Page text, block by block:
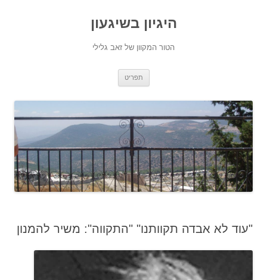
היגיון בשיגעון
הטור המקוון של זאב גלילי
תפריט
"עוד לא אבדה תקוותנו" "התקווה": משיר להמנון